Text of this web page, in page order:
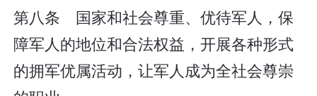
第八条 国家和社会尊重、优待军人，保
障军人的地位和合法权益，开展各种形式
的拥军优属活动，让军人成为全社会尊崇